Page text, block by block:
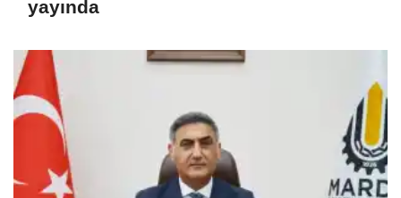
yayında